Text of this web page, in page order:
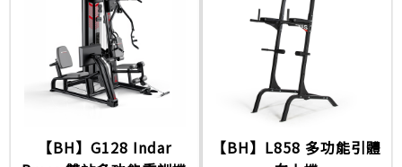
【BH】G128 Indar
【BH】L858 多功能引體